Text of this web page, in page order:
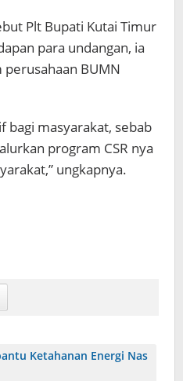
Plt Bupati Kutai Timur
para undangan, ia
BUMN
bagi masyarakat, sebab
program CSR nya
ungkapnya.
Ketahanan Energi Nas